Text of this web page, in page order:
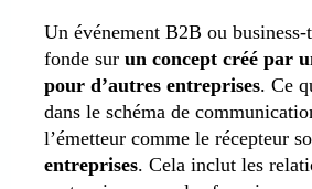
Un événement B2B ou business-
fonde sur un concept créé par
pour d’autres entreprises. Ce
dans le schéma de
l’émetteur comme le récepteur
entreprises. Cela inclut les